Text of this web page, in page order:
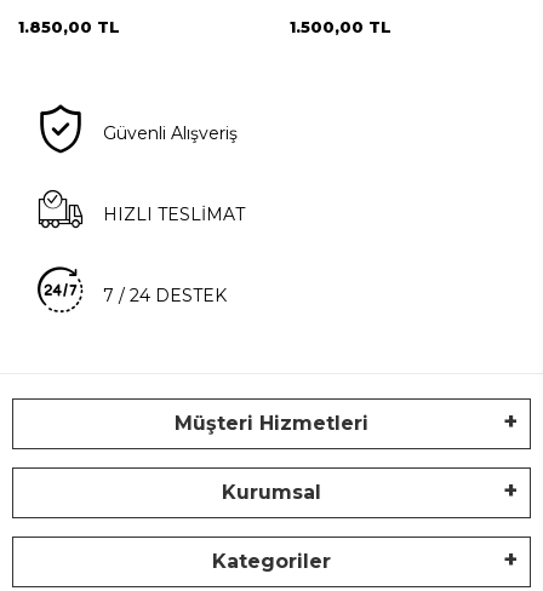
1.850,00 TL 1.500,00 TL
Güvenli Alışveriş
HIZLI TESLİMAT
7 / 24 DESTEK
Müşteri Hizmetleri
Kurumsal
Kategoriler